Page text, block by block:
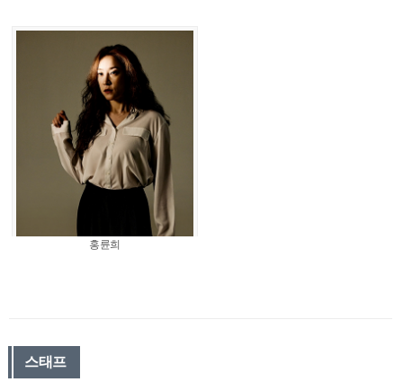
홍륜희
스태프